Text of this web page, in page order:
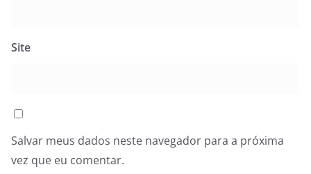
Site
Salvar meus dados neste navegador para a próxima
vez que eu comentar.